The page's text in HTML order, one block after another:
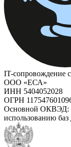
IT-сопровождение
ООО «ЕСА»
ИНН 5404052028
ОГРН
Основной ОКВЭД:
использованию